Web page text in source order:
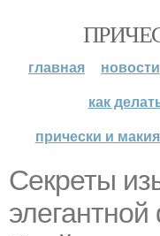
главная новости
как
прически и
Секреты